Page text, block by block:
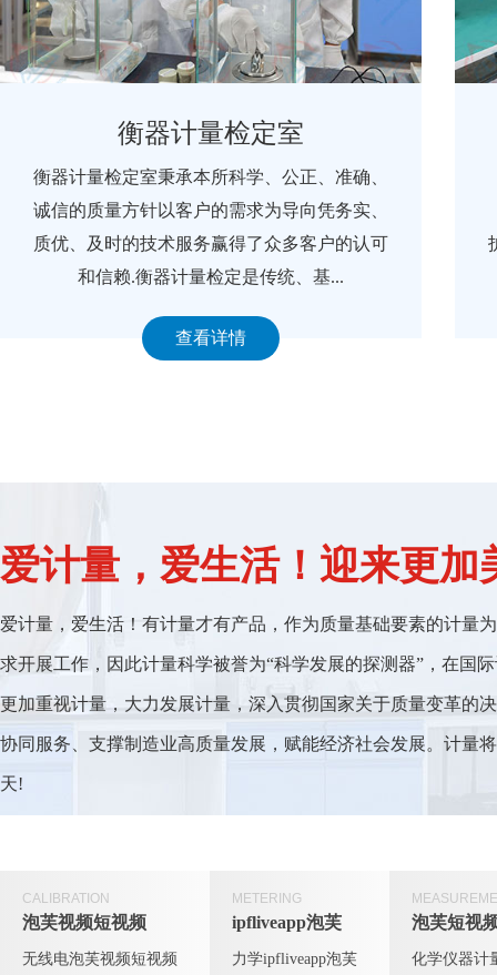
衡器计量检定室
衡器计量检定室秉承本所科学、公正、准确、
诚信的质量方针以客户的需求为导向凭务实、
质优、及时的技术服务赢得了众多客户的认可
和信赖.衡器计量检定是传统、基...
查看详情
爱计量，爱生活！迎来
爱计量，爱生活！有计量才有产品，作为质量基础要素的计量为
求开展工作，因此计量科学被誉为“科学发展的探测器”，在
更加重视计量，大力发展计量，深入贯彻国家关于质量变革的决策
协同服务、支撑制造业高质量发展，赋能经济社会发展。
天!
CALIBRATION
泡芙视频短视频
无线电泡芙视频短视频
METERING
ipfliveapp泡芙
力学ipfliveapp泡芙
泡芙短视
化学仪器计